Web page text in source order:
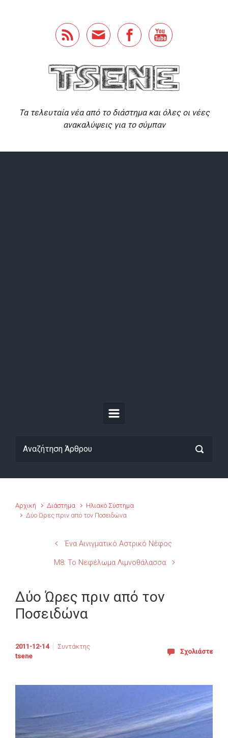
Τα τελευταία νέα από το διάστημα και όλες οι νέες
ανακαλύψεις για το σύμπαν
Αρχική Διάστημα
Ηλιακό Σύστημα
Δύο Ώρες πριν από τον Ποσειδώνα
Ένα Αινιγματικό Αστρικό Νέφος
M8: Το Νεφέλωμα Λιμνοθάλασσα
Δύο Ώρες πριν από τον
Ποσειδώνα
2011-12-14
Συντάκτης
tsene
Σχολιάστε